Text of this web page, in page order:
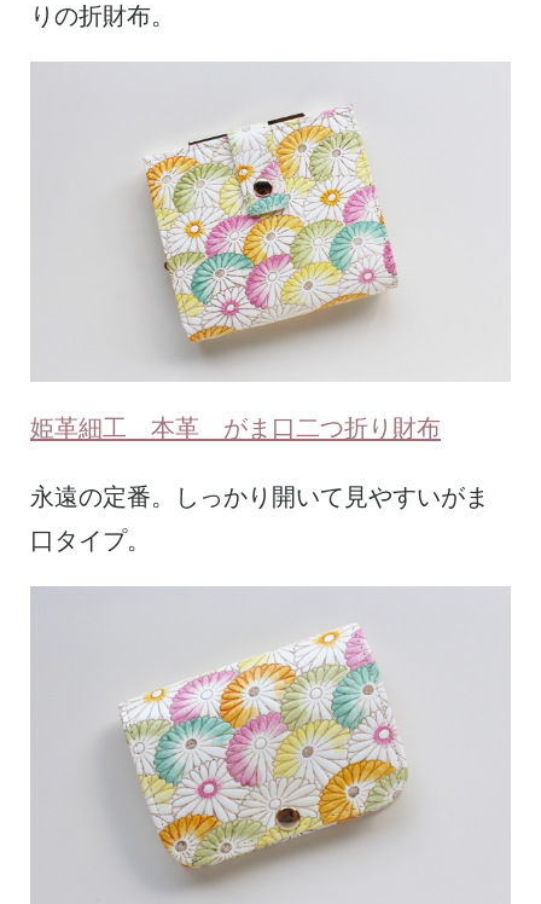
りの折財布。
姫革細工 本革 がま口二つ折り財布
永遠の定番。しっかり開いて見やすいがま
口タイプ。